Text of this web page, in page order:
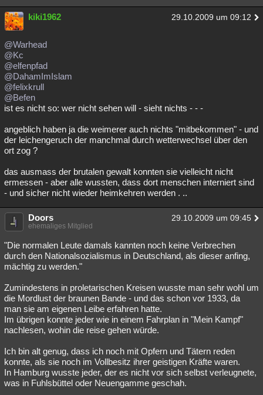
kiki1962 29.10.2009 um 09:12
@Warhead
@Kc
@elfenpfad
@DahamImIslam
@felixkrull
@Befen
ist es nicht so: wer nicht sehen will - sieht nichts - - -
angeblich haben ja die weimerer auch nichts "mitbekommen" - und
der leichengeruch der manchmal durch wetterwechsel über den
ort zog ?
das ausmass der brutalen gewalt konnten sie vielleicht nicht
ermessen - aber alle wussten, dass dort menschen interniert sind
- und sicher nicht wieder heimkehren werden . ..
Doors 29.10.2009 um 09:45
ehemaliges Mitglied
"Die normalen Leute damals kannten noch keine Verbrechen
durch den Nationalsozialismus in Deutschland, als dieser anfing,
mächtig zu werden."
Zumindestens in proletarischen Kreisen wusste man sehr wohl um
die Mordlust der braunen Bande - und das schon vor 1933, da
man sie am eigenen Leibe erfahren hatte.
Im übrigen konnte jeder wie in einem Fahrplan in "Mein Kampf"
nachlesen, wohin die reise gehen würde.
Ich bin alt genug, dass ich noch mit Opfern und Tätern reden
konnte, als sie noch im Vollbesitz ihrer geistigen Kräfte waren.
In Hamburg wusste jeder, der es nicht vor sich selbst verleugnete,
was in Fuhlsbüttel oder Neuengamme geschah.